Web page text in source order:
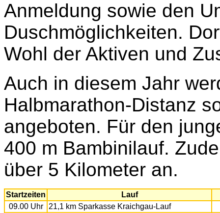
Anmeldung sowie den
Duschmöglichkeiten.
Wohl der Aktiven und
Auch in diesem Jahr
Halbmarathon-Distanz
angeboten. Für den
400 m Bambinilauf.
über 5 Kilometer an.
Startzeiten
Lauf
09.00 Uhr
21,1 km Sparkasse Kraichgau-Lauf